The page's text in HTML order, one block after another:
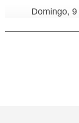
Domingo,